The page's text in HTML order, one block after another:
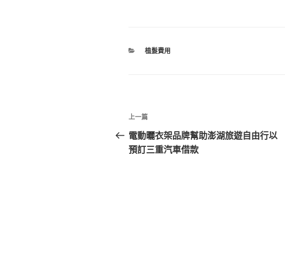
分
植髮費用
文
章
導
上
一
篇
上一篇
電動曬衣架品牌幫助澎湖旅遊自由行以
預訂三重汽車借款